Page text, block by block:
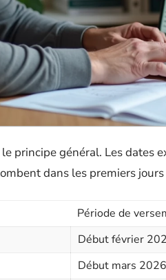
principe général. Les dates
dans les premiers
Période de
Début février
Début mars 2026